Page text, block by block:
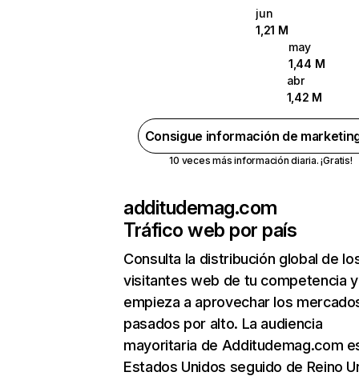
jun
1,21 M
may
1,44 M
abr
1,42 M
Consigue información de
10 veces más información diaria. ¡Gratis!
additudemag.com
Tráfico web por país
Consulta la distribución global de
visitantes web de tu competencia y
empieza a aprovechar los
pasados por alto. La audiencia
mayoritaria de Additudemag.com
Estados Unidos seguido de Reino